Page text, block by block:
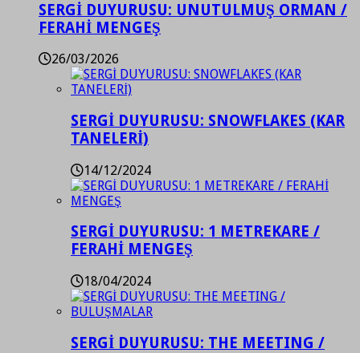
SERGİ DUYURUSU: UNUTULMUŞ ORMAN /
FERAHİ MENGEŞ
26/03/2026
SERGİ DUYURUSU: SNOWFLAKES (KAR
TANELERİ)
14/12/2024
SERGİ DUYURUSU: 1 METREKARE /
FERAHİ MENGEŞ
18/04/2024
SERGİ DUYURUSU: THE MEETING /